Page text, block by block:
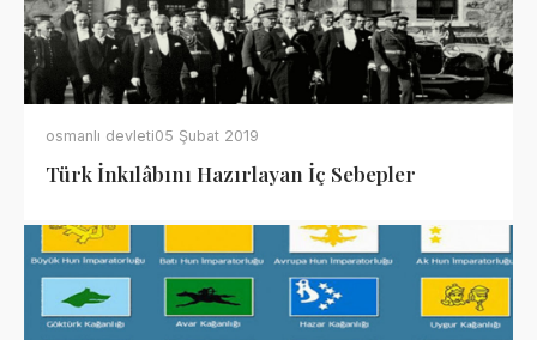
osmanlı devleti05 Şubat 2019
Türk İnkılâbını Hazırlayan İç Sebepler